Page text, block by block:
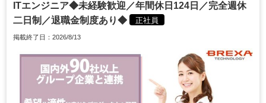
ITエンジニア◆未経験歓迎／年間休日124日／完全週休
二日制／退職金制度あり◆
正社員
掲載終了日：2026/8/13